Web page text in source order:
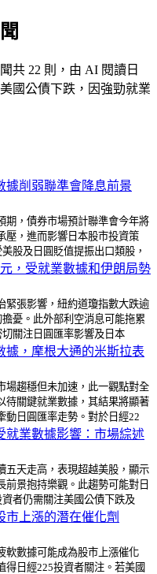
共 22 則，由 AI 閱讀日
國公債下跌，因強勁就業
據削弱聯準會降息前景
期，債券市場預計聯準會今年將
壓，進而影響日本股市投資策
股及日圓貶值提振出口類股，
，受就業數據和伊朗局勢
緊張影響，紐約道瓊指數大跌逾
憂。此外部利空消息可能拖累
關注日圓匯率影響及日本
據，摩根大通的米斯拉表
場趨穩但未加速，此一觀點對全
待關鍵就業數據，其結果將顯著
動日圓匯率走勢。對於日經22
就業數據影響：市場綜述
五天走高，表現超越美股，顯示
景抱持樂觀。此趨勢可能對日
者仍需關注美國公債下跌及
市上漲的潛在催化劑
軟數據可能成為股市上漲催化
得日經225投資者關注。若美國